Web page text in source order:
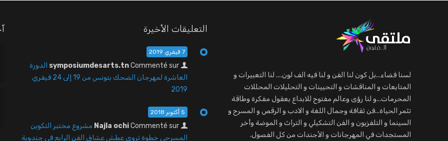
لسنا فضاء...بل كون لنا الفن و لنا فيه الف لون.... لنا التعبيرات و
المتابعات و المناقشات و التحيينات و التحليلات المحللات
المحرمات...و لنا رؤى وعالم مفتوح للابداع بعقول مفكرة وطاقة
تثمر الحياة...فن ثقافة وجمال اللغة و الادب و الرقص و المسرح و
السينما و التلفزيون و الفن التشكيلي و التراث و الموضة وأخر
المستجدات في المهرجانات و الأجندات من كل الفصول.
التعليقات الأخيرة
7 فيفري 2019
symposiumdesarts.tnCommenté sur
الدورة
العاشرة لمهرجان الضحك بتونس من 19 إلى 24 فيفري
2019
5 أكتوبر 2018
Najla ochiCommenté sur
مشروع مختبر التكوين
المسرحي خطوة تروي عطش عشاق الفن الرابع في جندوبة